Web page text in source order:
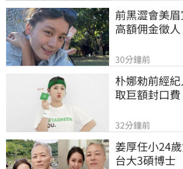
前黑澀會美
高額佣金徵人
30分鐘前
朴娜勑前經
取巨額封口費
32分鐘前
姜厚任小24
台大3碩博士